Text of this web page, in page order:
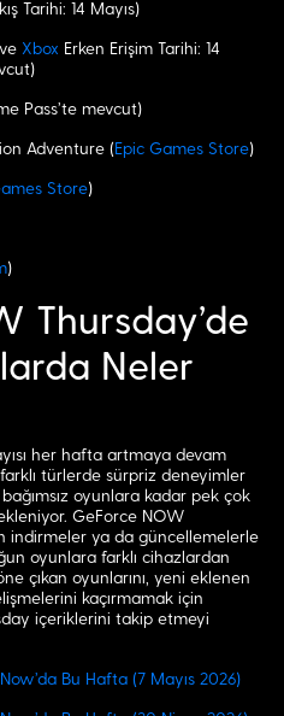
Tarihi: 14 Mayıs)
ve Xbox Erken Erişim Tarihi: 14
Pass’te mevcut)
Adventure ( Epic Games Store)
Store)
)
Thursday’de
Neler
her hafta artmaya devam
türlerde sürpriz deneyimler
oyunlara kadar pek çok
GeForce NOW
indirmeler ya da güncellemelerle
oyunlara farklı cihazlardan
çıkan oyunlarını, yeni eklenen
kaçırmamak için
içeriklerini takip etmeyi
Bu Hafta (7 Mayıs 2026)